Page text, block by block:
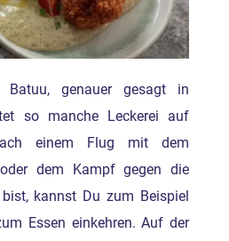
Batuu, genauer gesagt in
so manche Leckerei auf
einem Flug mit dem
dem Kampf gegen die
kannst Du zum Beispiel
Essen einkehren. Auf der